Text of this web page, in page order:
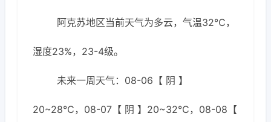
阿克苏地区当前天气为多云，气温32℃，
湿度23%，23-4级。
未来一周天气：08-06【 阴 】
20~28℃，08-07【 阴 】20~32℃，08-08【